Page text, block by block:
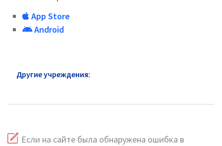
App Store
Android
Другие учреждения:
Если на сайте была обнаружена ошибка в